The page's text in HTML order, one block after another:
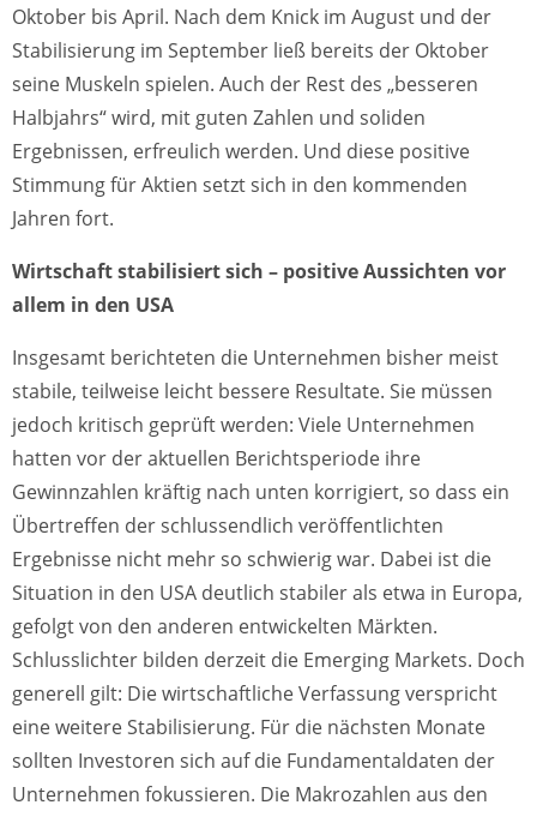
Oktober bis April. Nach dem Knick im August und der
Stabilisierung im September ließ bereits der Oktober
seine Muskeln spielen. Auch der Rest des „besseren
Halbjahrs“ wird, mit guten Zahlen und soliden
Ergebnissen, erfreulich werden. Und diese positive
Stimmung für Aktien setzt sich in den kommenden
Jahren fort.
Wirtschaft stabilisiert sich – positive Aussichten vor
allem in den USA
Insgesamt berichteten die Unternehmen bisher meist
stabile, teilweise leicht bessere Resultate. Sie müssen
jedoch kritisch geprüft werden: Viele Unternehmen
hatten vor der aktuellen Berichtsperiode ihre
Gewinnzahlen kräftig nach unten korrigiert, so dass ein
Übertreffen der schlussendlich veröffentlichten
Ergebnisse nicht mehr so schwierig war. Dabei ist die
Situation in den USA deutlich stabiler als etwa in Europa,
gefolgt von den anderen entwickelten Märkten.
Schlusslichter bilden derzeit die Emerging Markets. Doch
generell gilt: Die wirtschaftliche Verfassung verspricht
eine weitere Stabilisierung. Für die nächsten Monate
sollten Investoren sich auf die Fundamentaldaten der
Unternehmen fokussieren. Die Makrozahlen aus den